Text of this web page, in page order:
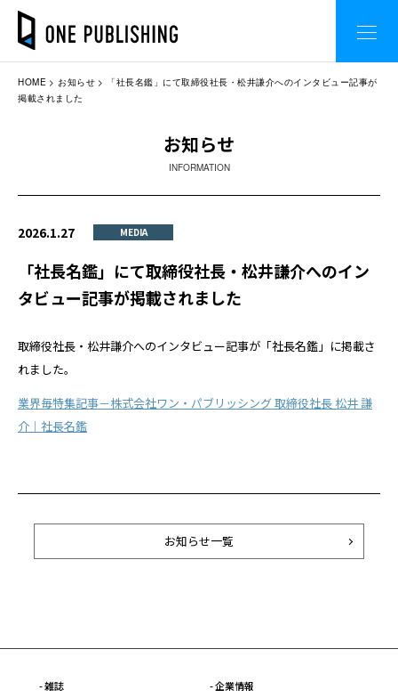
HOME お知らせ
「社長名鑑」にて取締役社長・松井謙介へのインタビュー記事が
掲載されました
お知らせ
INFORMATION
2026.1.27 MEDIA
「社長名鑑」にて取締役社長・松井謙介へのイン
タビュー記事が掲載されました
取締役社長・松井謙介へのインタビュー記事が「社長名鑑」に掲載さ
れました。
業界毎特集記事－株式会社ワン・パブリッシング 取締役社長 松井 謙
介｜社長名鑑
お知らせ一覧
- 雑誌
- 企業情報